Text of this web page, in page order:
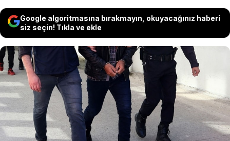
Google algoritmasına bırakmayın, okuyacağınız haberi
siz seçin! Tıkla ve ekle
IŞİD'e yönelik operasyonlarda
yakalanan 2 şüpheli
tutuklandı.